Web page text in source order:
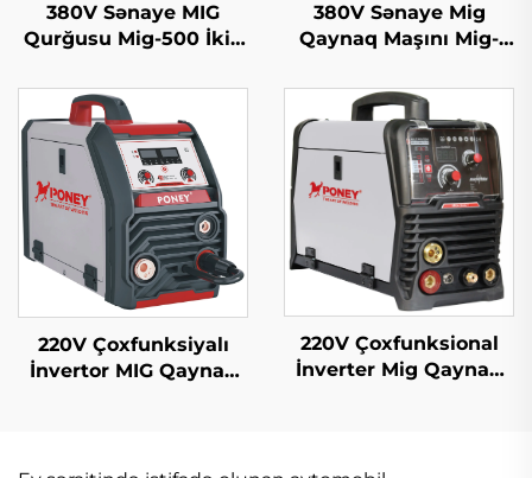
380V Sənaye MIG
Qurğusu Mig-500 İkili
Sinerjik Sistem
380V Sənaye Mig
Qaynaq Maşını Mig-
Verici Çoxfunksional
Co2 Qazlı Mig/Mag
Qaynaq Maşını
220V Çoxfunksiyalı
İnvertor MIG Qaynaq
220V Çoxfunksional
İnverter Mig Qaynaq
Sinerji Mig Qaynaq